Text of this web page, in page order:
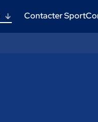
Contacter